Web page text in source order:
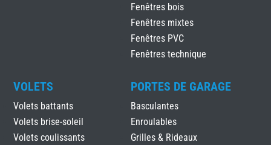
Fenêtres bois
Fenêtres mixtes
Fenêtres PVC
Fenêtres technique
VOLETS
Volets battants
Volets brise-soleil
Volets coulissants
PORTES DE GARAGE
Basculantes
Enroulables
Grilles & Rideaux